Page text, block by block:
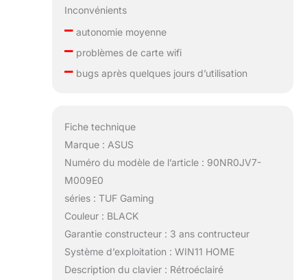
Inconvénients
–autonomie moyenne
–problèmes de carte wifi
–bugs après quelques jours d’utilisation
Fiche technique
Marque : ASUS
Numéro du modèle de l’article : 90NR0JV7-
M009E0
séries : TUF Gaming
Couleur : BLACK
Garantie constructeur : 3 ans contructeur
Système d’exploitation : WIN11 HOME
Description du clavier : Rétroéclairé